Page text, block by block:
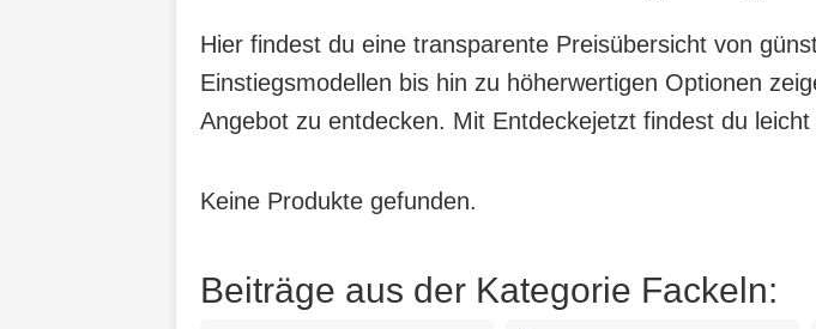
Hier findest du eine transparente Preisübersicht von
Einstiegsmodellen bis hin zu höherwertigen Optionen
Angebot zu entdecken. Mit Entdeckejetzt findest du
Keine Produkte gefunden.
Beiträge aus der Kategorie Fackeln: